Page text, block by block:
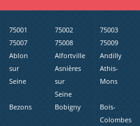
75001 75002 75003
75007
75008 75009
Ablon
sur
Seine
Alfortville Andilly
Asnières
sur
Seine
Athis-
Mons
Bezons
Bobigny
Bois-
Colombes